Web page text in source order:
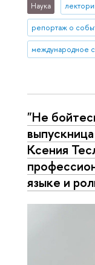
Наука
репортаж о
международное
"Не
Ксения
языке и